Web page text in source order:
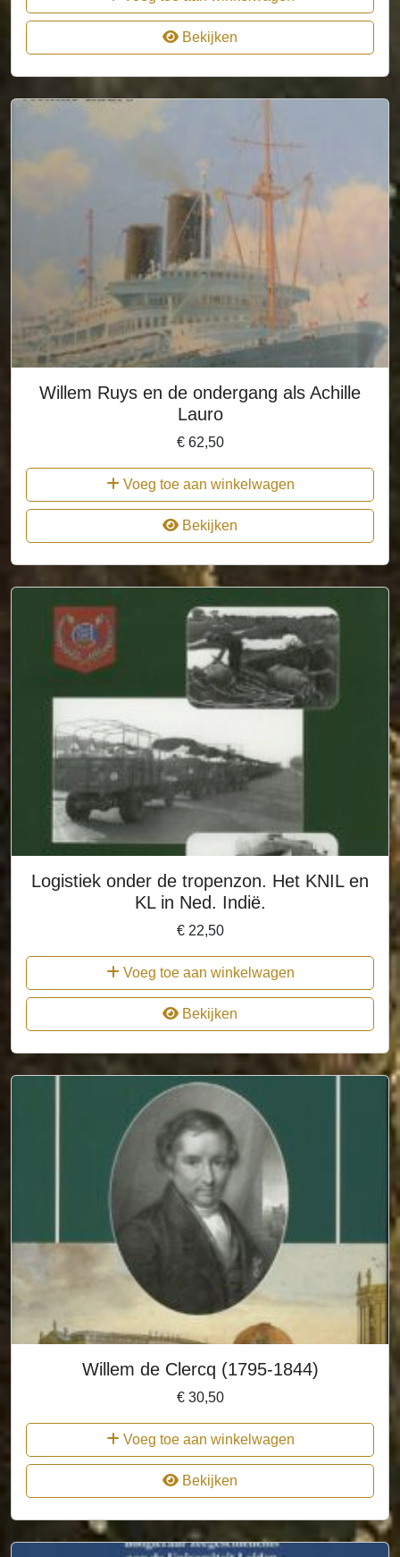
Bekijken
Willem Ruys en de ondergang als Achille
Lauro
€62,50
Voeg toe aan winkelwagen
Bekijken
Logistiek onder de tropenzon. Het KNIL en
KL in Ned. Indië.
€22,50
Voeg toe aan winkelwagen
Bekijken
Willem de Clercq (1795-1844)
€30,50
Voeg toe aan winkelwagen
Bekijken